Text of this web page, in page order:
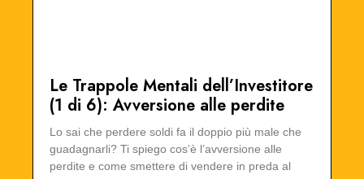
Le Trappole Mentali dell’Investitore
(1 di 6): Avversione alle perdite
Lo sai che perdere soldi fa il doppio più male che
guadagnarli? Ti spiego cos’è l’avversione alle
perdite e come smettere di vendere in preda al